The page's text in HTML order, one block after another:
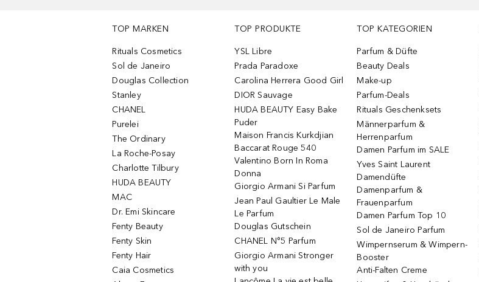
TOP MARKEN
Rituals Cosmetics
Sol de Janeiro
Douglas Collection
Stanley
CHANEL
Purelei
The Ordinary
La Roche-Posay
Charlotte Tilbury
HUDA BEAUTY
MAC
Dr. Emi Skincare
Fenty Beauty
Fenty Skin
Fenty Hair
Caia Cosmetics
TOP PRODUKTE
YSL Libre
Prada Paradoxe
Carolina Herrera Good Girl
DIOR Sauvage
HUDA BEAUTY Easy Bake
Puder
Maison Francis Kurkdjian
Baccarat Rouge 540
Valentino Born In Roma
Donna
Giorgio Armani Si Parfum
Jean Paul Gaultier Le Male
Le Parfum
Douglas Gutschein
CHANEL N°5 Parfum
Giorgio Armani Stronger
with you
TOP KATEGORIEN
Parfum & Düfte
Beauty Deals
Make-up
Parfum-Deals
Rituals Geschenksets
Männerparfum &
Herrenparfum
Damen Parfum im SALE
Yves Saint Laurent
Damendüfte
Damenparfum &
Frauenparfum
Damen Parfum Top 10
Sol de Janeiro Parfum
Wimpernserum & Wimpern-
Booster
Anti-Falten Creme